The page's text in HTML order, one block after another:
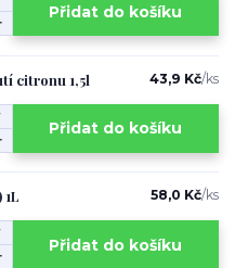
Přidat do košíku
citronu 1,5l 43,9 Kč/ks
Přidat do košíku
58,0 Kč/ks
Přidat do košíku